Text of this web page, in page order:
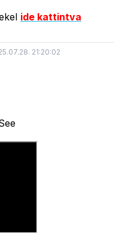
ide kattintva
21:20:02